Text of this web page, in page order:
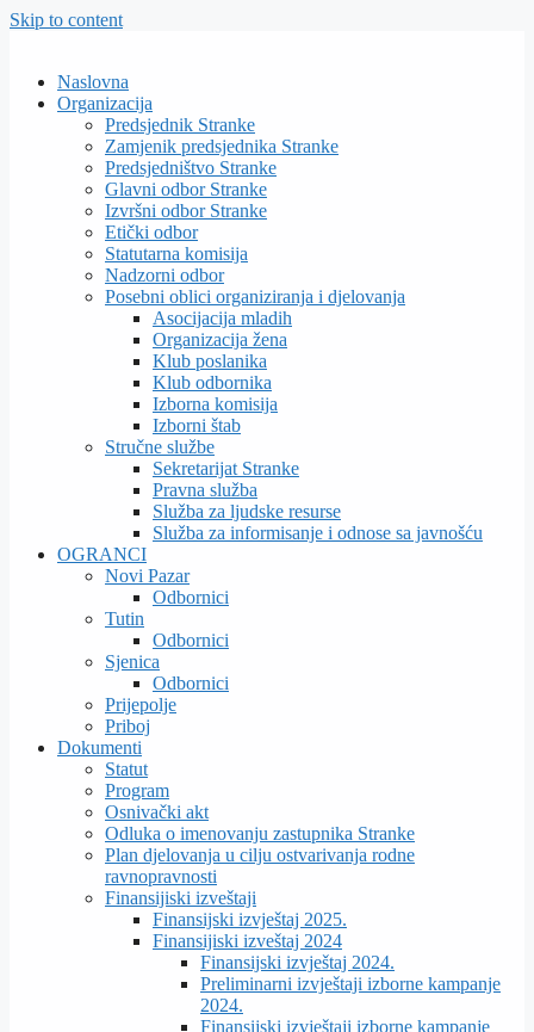
Skip to content
Naslovna
Organizacija
Predsjednik Stranke
Zamjenik predsjednika Stranke
Predsjedništvo Stranke
Glavni odbor Stranke
Izvršni odbor Stranke
Etički odbor
Statutarna komisija
Nadzorni odbor
Posebni oblici organiziranja i djelovanja
Asocijacija mladih
Organizacija žena
Klub poslanika
Klub odbornika
Izborna komisija
Izborni štab
Stručne službe
Sekretarijat Stranke
Pravna služba
Služba za ljudske resurse
Služba za informisanje i odnose sa javnošću
OGRANCI
Novi Pazar
Odbornici
Tutin
Odbornici
Sjenica
Odbornici
Prijepolje
Priboj
Dokumenti
Statut
Program
Osnivački akt
Odluka o imenovanju zastupnika Stranke
Plan djelovanja u cilju ostvarivanja rodne
ravnopravnosti
Finansijiski izveštaji
Finansijski izvještaj 2025.
Finansijiski izveštaj 2024
Finansijski izvještaj 2024.
Preliminarni izvještaji izborne kampanje
2024.
Finansijski izvještaji izborne kampanje